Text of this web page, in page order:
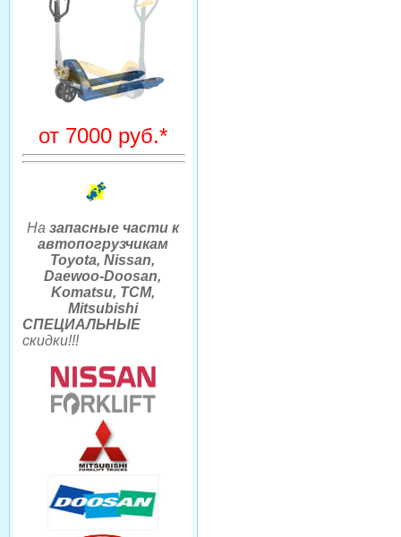
от 7000 руб.*
На запасные части к
автопогрузчикам
Toyota, Nissan,
Daewoo-Doosan,
Komatsu, TCM,
Mitsubishi
СПЕЦИАЛЬНЫЕ
скидки!!!